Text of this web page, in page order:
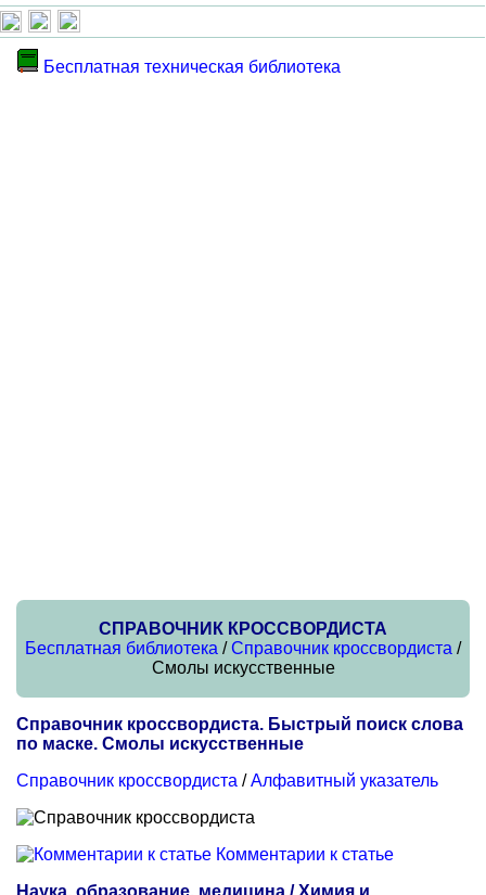
Бесплатная техническая библиотека
СПРАВОЧНИК КРОССВОРДИСТА
Бесплатная библиотека /Справочник кроссвордиста /
Смолы искусственные
Справочник кроссвордиста. Быстрый поиск слова
по маске. Смолы искусственные
Справочник кроссвордиста /Алфавитный указатель
Комментарии к статье
Наука, образование, медицина / Химия и